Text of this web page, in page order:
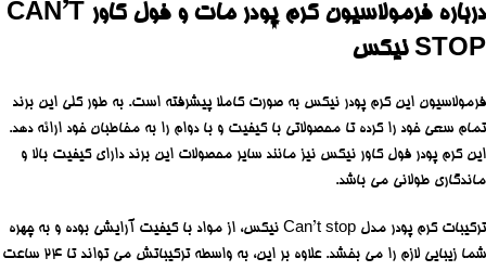
درباره فرمولاسیون کرم پودر مات و فول کاور CAN’T
STOP نیکس
فرمولاسیون این کرم پودر نیکس به صورت کاملا پیشرفته است. به طور کلی این برند
تمام سعی خود را کرده تا محصولاتی با کیفیت و با دوام را به مخاطبان خود ارائه دهد.
این کرم پودر فول کاور نیکس نیز مانند سایر محصولات این برند دارای کیفیت بالا و
ماندگاری طولانی می باشد.
ترکیبات کرم پودر مدل Can’t stop نیکس، از مواد با کیفیت آرایشی بوده و به چهره
شما زیبایی لازم را می‌ بخشد. علاوه بر این، به واسطه ترکیباتش می تواند تا 24 ساعت